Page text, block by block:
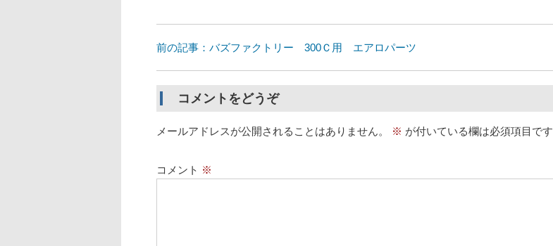
前の記事：バズファクトリー 300Ｃ用 エアロパーツ
コメントをどうぞ
メールアドレスが公開されることはありません。 ※ が付いている欄は必須項目です
コメント ※